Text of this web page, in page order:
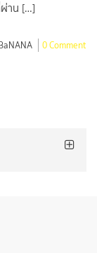
ผ่าน […]
0 Comment